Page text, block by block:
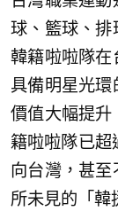
球、籃球、排
韓籍啦啦隊在
具備明星光
價值大幅提升
籍啦啦隊已超
向台灣，甚
所未見的「韓